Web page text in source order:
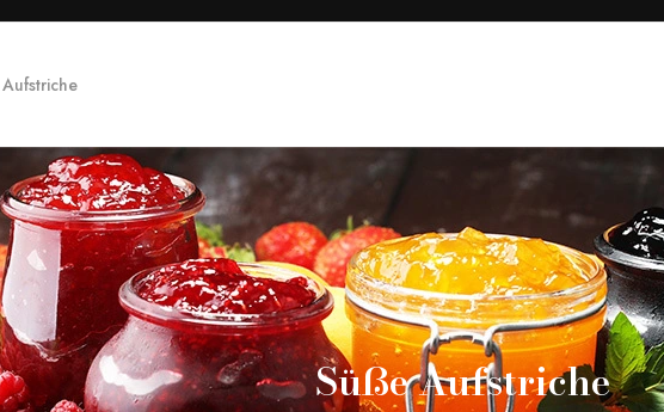
Süße Aufstriche